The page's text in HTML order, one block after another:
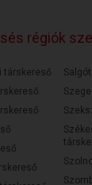
régiók
társkereső